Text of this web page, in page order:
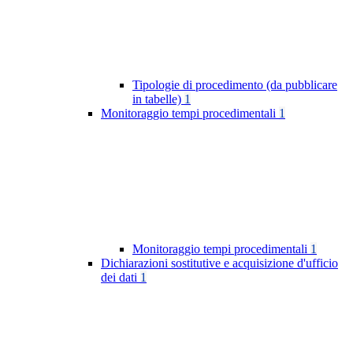
Tipologie di procedimento (da pubblicare
in tabelle) 1
Monitoraggio tempi procedimentali 1
Monitoraggio tempi procedimentali 1
Dichiarazioni sostitutive e acquisizione d'ufficio
dei dati 1